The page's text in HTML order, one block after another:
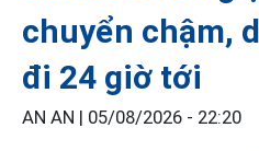
chuyển chậm,
đi 24 giờ tới
AN AN | 05/08/2026 - 22:20